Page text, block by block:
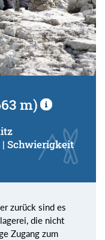
m)
| Schwierigkeit
zurück sind es
die nicht
Zugang zum